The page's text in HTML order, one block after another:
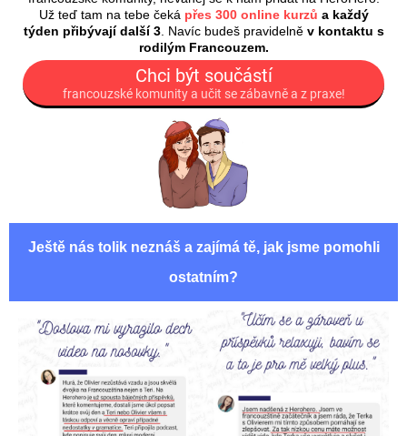
Už teď tam na tebe čeká přes 300 online kurzů a každý
týden přibývají další 3. Navíc budeš pravidelně v kontaktu s
rodilým Francouzem.
Chci být součástí
francouzské komunity a učit se zábavně a z praxe!
Ještě nás tolik neznáš a zajímá tě, jak jsme pomohli
ostatním?